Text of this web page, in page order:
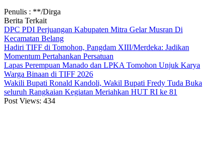
Penulis : **/Dirga
Berita Terkait
DPC PDI Perjuangan Kabupaten Mitra Gelar Musran Di
Kecamatan Belang
Hadiri TIFF di Tomohon, Pangdam XIII/Merdeka: Jadikan
Momentum Pertahankan Persatuan
Lapas Perempuan Manado dan LPKA Tomohon Unjuk Karya
Warga Binaan di TIFF 2026
Wakili Bupati Ronald Kandoli, Wakil Bupati Fredy Tuda Buka
seluruh Rangkaian Kegiatan Meriahkan HUT RI ke 81
Post Views: 434